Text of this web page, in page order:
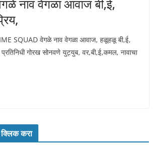
नाव वेगळा आवाज बी,ई,
SQUAD वेगळे नाव वेगळा आवाज, हळूहळू बी,ई,
गोरख सोनवणे युट्युब, वर,बी,ई,कमल, नावाचा
क्लिक करा